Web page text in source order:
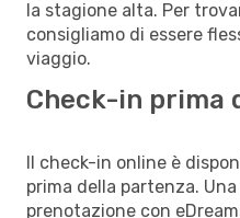
la stagione alta. Per
consigliamo di essere
viaggio.
Check-in prima
Il check-in online è
prima della partenza.
prenotazione con